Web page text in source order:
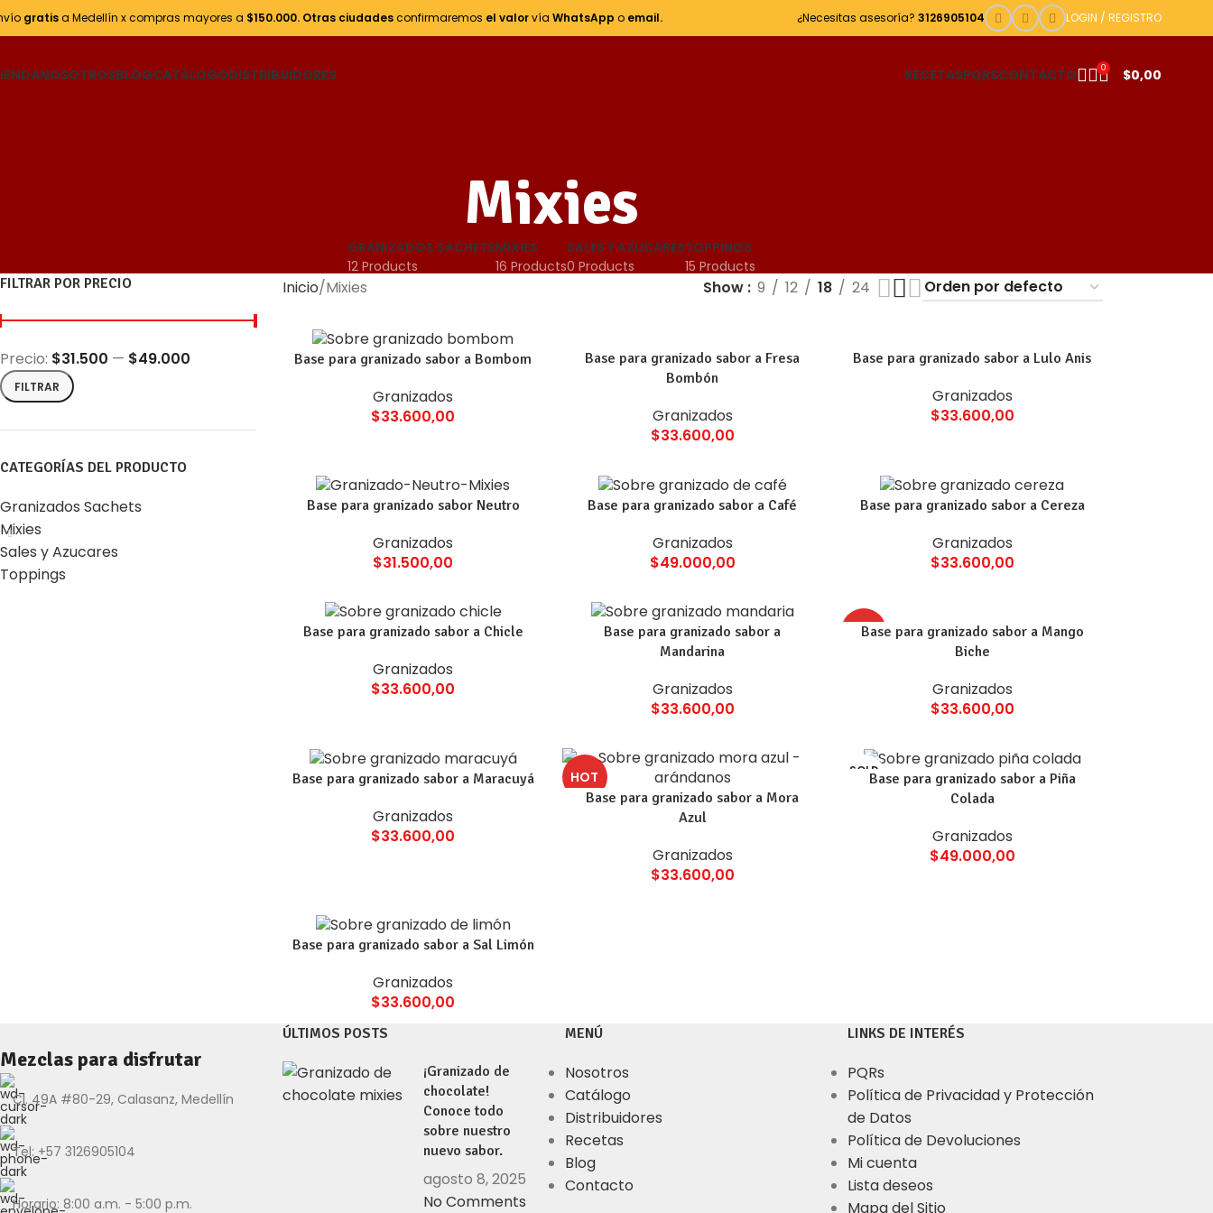
gratisa Medellín x compras mayores a $150.000. Otras ciudadesconfirmaremos el valorvía WhatsApp o email. ¿Necesitas asesoría? 3126905104 LOGIN / REGISTRO
NOSOTROSBLOGCATÁLOGODISTRIBUIDORES RECETASPQRSCONTACTO 0 $0,00
Mixies
GRANIZADOS SACHETS
12 Products
MIXIES
16 Products
SALES Y AZUCARES
0 Products
TOPPINGS
15 Products
FILTRAR POR PRECIO
FILTRAR
Precio: $31.500 — $49.000
CATEGORÍAS DEL PRODUCTO
Granizados Sachets
Mixies
Sales y Azucares
Toppings
Inicio Mixies Show 9 12 18 24
Base para granizado sabor a Bombom
Granizados
$33.600,00
Base para granizado sabor a Fresa
Bombón
Granizados
$33.600,00
Base para granizado sabor a Lulo Anis
Granizados
$33.600,00
Base para granizado sabor Neutro
Granizados
$31.500,00
Base para granizado sabor a Café
Granizados
$49.000,00
Base para granizado sabor a Cereza
Granizados
$33.600,00
Base para granizado sabor a Chicle
Granizados
$33.600,00
Base para granizado sabor a
Mandarina
Granizados
$33.600,00
HOT
Base para granizado sabor a Mango
Biche
Granizados
$33.600,00
Base para granizado sabor a Maracuyá
Granizados
$33.600,00
HOT
Base para granizado sabor a Mora
Azul
Granizados
$33.600,00
SOLD
OUTBase para granizado sabor a Piña
Colada
Granizados
$49.000,00
Base para granizado sabor a Sal Limón
Granizados
$33.600,00
Mezclas para disfrutar
Cl. 49A #80-29, Calasanz, Medellín
Tel: +57 3126905104
Horario: 8:00 a.m. - 5:00 p.m.
ÚLTIMOS POSTS
¡Granizado de
chocolate!
Conoce todo
sobre nuestro
nuevo sabor.
agosto 8, 2025
No Comments
MENÚ
Nosotros
Catálogo
Distribuidores
Recetas
Blog
Contacto
LINKS DE INTERÉS
PQRs
Política de Privacidad y Protección
de Datos
Política de Devoluciones
Mi cuenta
Lista deseos
Mapa del Sitio